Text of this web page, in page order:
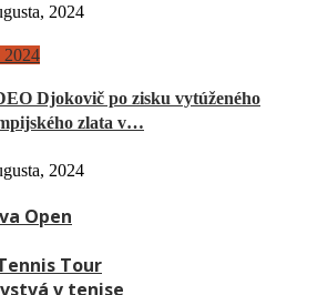
2024
Djokovič po zisku vytúženého
zlata v…
2024
Open
Tour
v tenise